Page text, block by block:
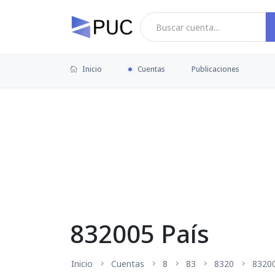
Inicio Cuentas Publicaciones
832005 País
Inicio Cuentas 8 83 8320